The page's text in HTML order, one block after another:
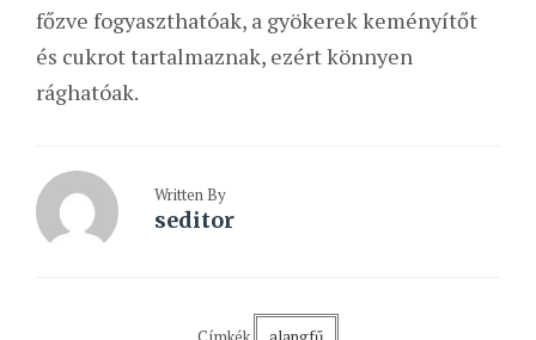
főzve fogyaszthatóak, a gyökerek keményítőt
és cukrot tartalmaznak, ezért könnyen
rághatóak.
Written By
seditor